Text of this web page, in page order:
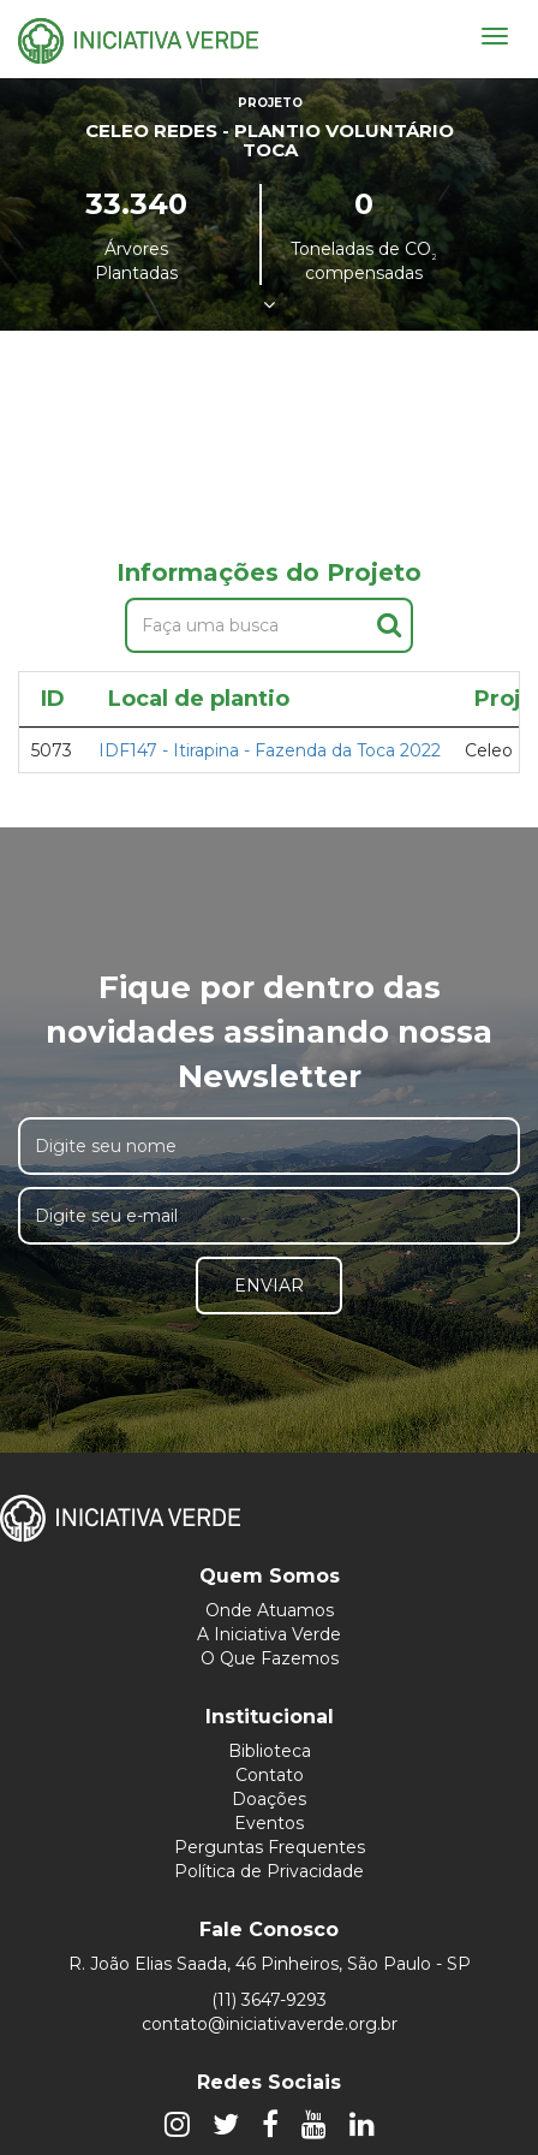
PROJETO
CELEO REDES - PLANTIO VOLUNTÁRIO
TOCA
33.340
Árvores
Plantadas
0
Toneladas de CO²
compensadas
Informações do Projeto
ID Local de plantio
5073 IDF147 - Itirapina - Fazenda da Toca 2022 Celeo
Fique por dentro das
novidades assinando nossa
Newsletter
ENVIAR
Quem Somos
Onde Atuamos
A Iniciativa Verde
O Que Fazemos
Institucional
Biblioteca
Contato
Doações
Eventos
Perguntas Frequentes
Política de Privacidade
Fale Conosco
R. João Elias Saada, 46 Pinheiros, São Paulo - SP
(11) 3647-9293
contato@iniciativaverde.org.br
Redes Sociais